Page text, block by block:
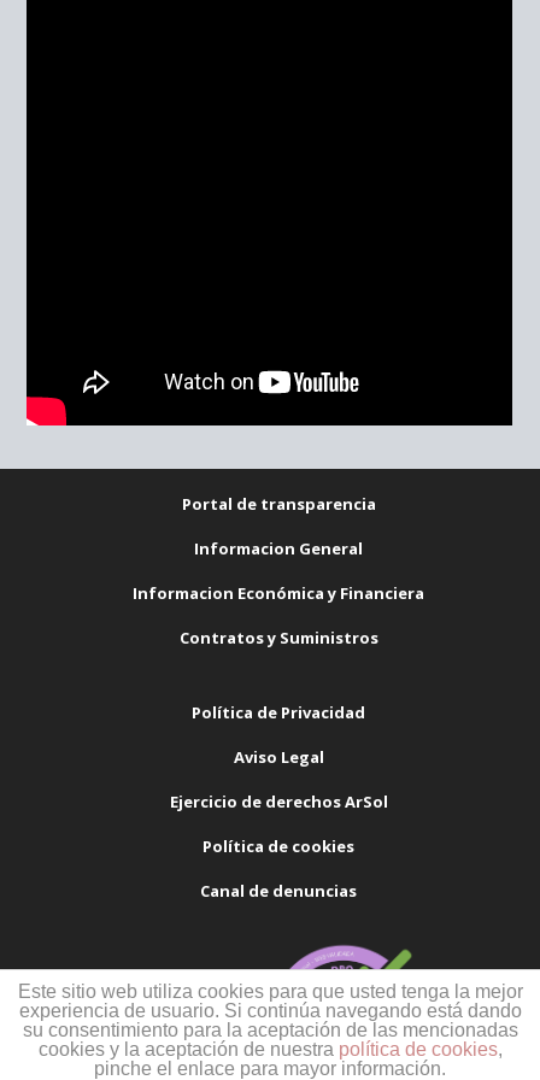
Portal de transparencia
Informacion General
Informacion Económica y Financiera
Contratos y Suministros
Política de Privacidad
Aviso Legal
Ejercicio de derechos ArSol
Política de cookies
Canal de denuncias
Este sitio web utiliza cookies para que usted tenga la mejor
experiencia de usuario. Si continúa navegando está dando
su consentimiento para la aceptación de las mencionadas
cookies y la aceptación de nuestra política de cookies,
pinche el enlace para mayor información.